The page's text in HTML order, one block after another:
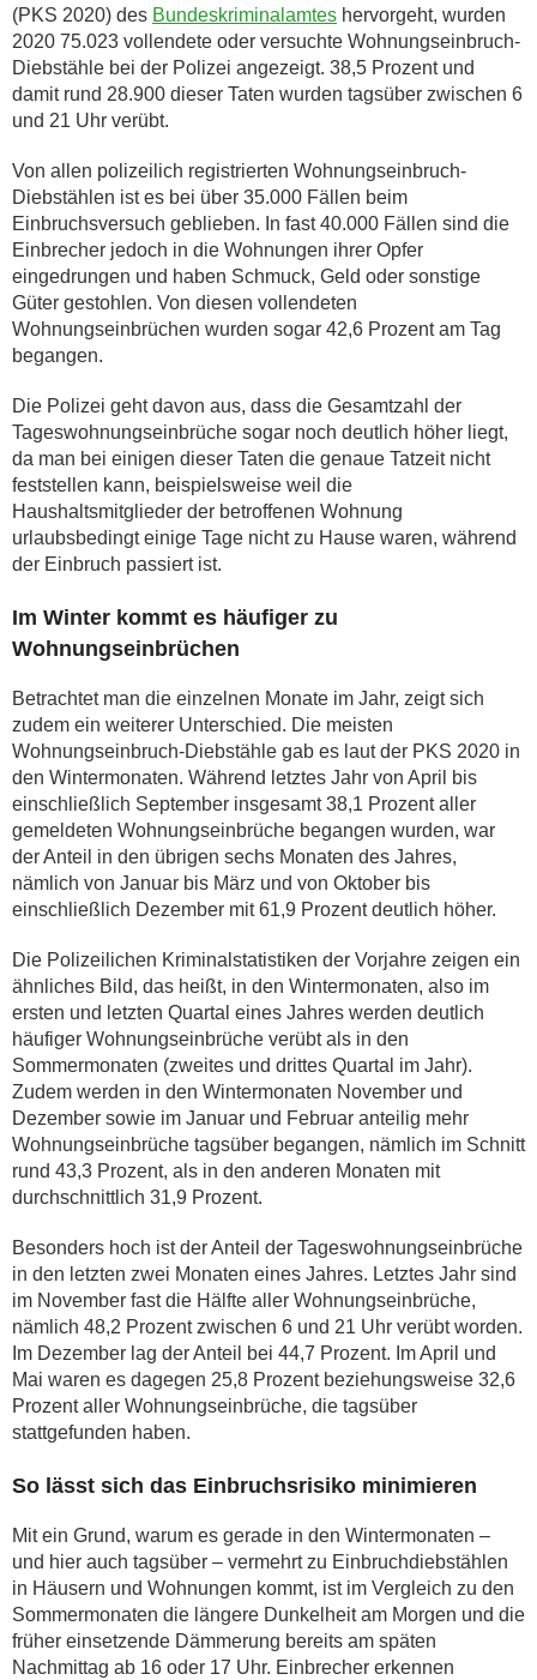
(PKS 2020) des Bundeskriminalamtes hervorgeht, wurden
2020 75.023 vollendete oder versuchte Wohnungseinbruch-
Diebstähle bei der Polizei angezeigt. 38,5 Prozent und
damit rund 28.900 dieser Taten wurden tagsüber zwischen 6
und 21 Uhr verübt.
Von allen polizeilich registrierten Wohnungseinbruch-
Diebstählen ist es bei über 35.000 Fällen beim
Einbruchsversuch geblieben. In fast 40.000 Fällen sind die
Einbrecher jedoch in die Wohnungen ihrer Opfer
eingedrungen und haben Schmuck, Geld oder sonstige
Güter gestohlen. Von diesen vollendeten
Wohnungseinbrüchen wurden sogar 42,6 Prozent am Tag
begangen.
Die Polizei geht davon aus, dass die Gesamtzahl der
Tageswohnungseinbrüche sogar noch deutlich höher liegt,
da man bei einigen dieser Taten die genaue Tatzeit nicht
feststellen kann, beispielsweise weil die
Haushaltsmitglieder der betroffenen Wohnung
urlaubsbedingt einige Tage nicht zu Hause waren, während
der Einbruch passiert ist.
Im Winter kommt es häufiger zu
Wohnungseinbrüchen
Betrachtet man die einzelnen Monate im Jahr, zeigt sich
zudem ein weiterer Unterschied. Die meisten
Wohnungseinbruch-Diebstähle gab es laut der PKS 2020 in
den Wintermonaten. Während letztes Jahr von April bis
einschließlich September insgesamt 38,1 Prozent aller
gemeldeten Wohnungseinbrüche begangen wurden, war
der Anteil in den übrigen sechs Monaten des Jahres,
nämlich von Januar bis März und von Oktober bis
einschließlich Dezember mit 61,9 Prozent deutlich höher.
Die Polizeilichen Kriminalstatistiken der Vorjahre zeigen ein
ähnliches Bild, das heißt, in den Wintermonaten, also im
ersten und letzten Quartal eines Jahres werden deutlich
häufiger Wohnungseinbrüche verübt als in den
Sommermonaten (zweites und drittes Quartal im Jahr).
Zudem werden in den Wintermonaten November und
Dezember sowie im Januar und Februar anteilig mehr
Wohnungseinbrüche tagsüber begangen, nämlich im Schnitt
rund 43,3 Prozent, als in den anderen Monaten mit
durchschnittlich 31,9 Prozent.
Besonders hoch ist der Anteil der Tageswohnungseinbrüche
in den letzten zwei Monaten eines Jahres. Letztes Jahr sind
im November fast die Hälfte aller Wohnungseinbrüche,
nämlich 48,2 Prozent zwischen 6 und 21 Uhr verübt worden.
Im Dezember lag der Anteil bei 44,7 Prozent. Im April und
Mai waren es dagegen 25,8 Prozent beziehungsweise 32,6
Prozent aller Wohnungseinbrüche, die tagsüber
stattgefunden haben.
So lässt sich das Einbruchsrisiko minimieren
Mit ein Grund, warum es gerade in den Wintermonaten –
und hier auch tagsüber – vermehrt zu Einbruchdiebstählen
in Häusern und Wohnungen kommt, ist im Vergleich zu den
Sommermonaten die längere Dunkelheit am Morgen und die
früher einsetzende Dämmerung bereits am späten
Nachmittag ab 16 oder 17 Uhr. Einbrecher erkennen